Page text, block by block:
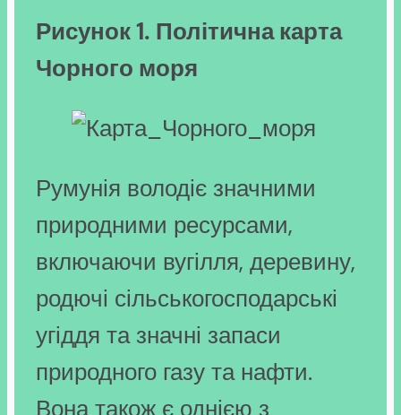
Рисунок 1. Політична карта
Чорного моря
Румунія володіє значними
природними ресурсами,
включаючи вугілля, деревину,
родючі сільськогосподарські
угіддя та значні запаси
природного газу та нафти.